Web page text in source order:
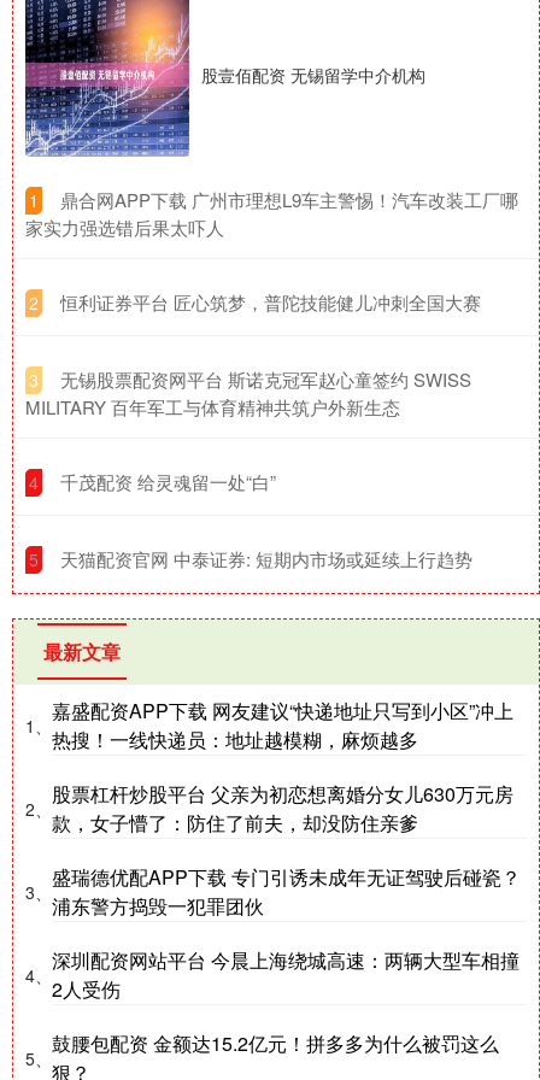
股壹佰配资 无锡留学中介机构
1
​鼎合网APP下载 广州市理想L9车主警惕！汽车改装工厂哪
家实力强选错后果太吓人
2 ​恒利证券平台 匠心筑梦，普陀技能健儿冲刺全国大赛
3
​无锡股票配资网平台 斯诺克冠军赵心童签约 SWISS
MILITARY 百年军工与体育精神共筑户外新生态
4 ​千茂配资 给灵魂留一处“白”
5 ​天猫配资官网 中泰证券: 短期内市场或延续上行趋势
最新文章
1、
嘉盛配资APP下载 网友建议“快递地址只写到小区”冲上
热搜！一线快递员：地址越模糊，麻烦越多
2、
股票杠杆炒股平台 父亲为初恋想离婚分女儿630万元房
款，女子懵了：防住了前夫，却没防住亲爹
3、
盛瑞德优配APP下载 专门引诱未成年无证驾驶后碰瓷？
浦东警方捣毁一犯罪团伙
4、
深圳配资网站平台 今晨上海绕城高速：两辆大型车相撞
2人受伤
5、
鼓腰包配资 金额达15.2亿元！拼多多为什么被罚这么
狠？